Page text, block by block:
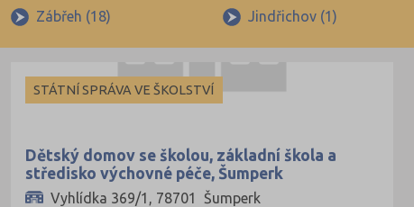
Zábřeh (18)
Jindřichov (1)
STÁTNÍ SPRÁVA VE ŠKOLSTVÍ
Dětský domov se školou, základní škola a
středisko výchovné péče, Šumperk
Vyhlídka 369/1, 78701 Šumperk